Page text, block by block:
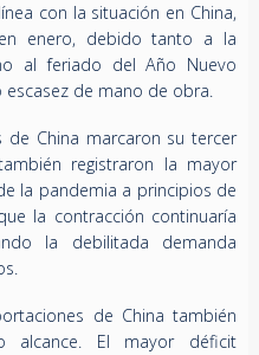
con la situación en China,
enero, debido tanto a la
al feriado del Año Nuevo
escasez de mano de obra.
de China marcaron su tercer
registraron la mayor
la pandemia a principios de
la contracción continuaría
la debilitada demanda
de China también
alcance. El mayor déficit